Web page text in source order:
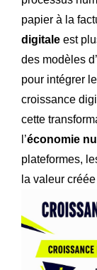
papier à la
digitale est
des modèles
pour intégrer
croissance
cette
l’économie
plateformes,
la valeur